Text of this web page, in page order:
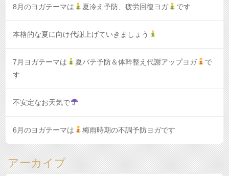
8月のヨガテーマは 夏冷え予防、疲労回復ヨガ です
本格的な夏に向け代謝上げていきましょう
7月ヨガテーマは 夏バテ予防＆体幹整え代謝アップヨガ
で
す
不安定なお天気で
6月のヨガテーマは 梅雨時期の不調予防ヨガです
アーカイブ